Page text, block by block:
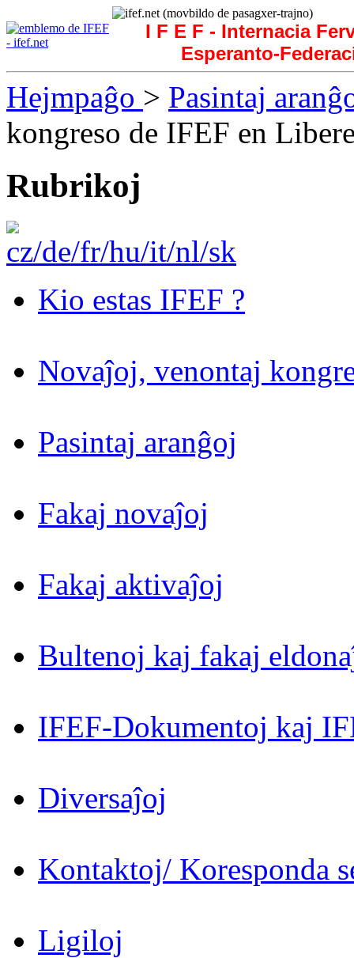
I F E F - Internacia
Esperanto-
Hejmpaĝo > Pasintaj
kongreso de IFEF en
Rubrikoj
Kio estas IFEF ?
Novaĵoj, venontaj
Pasintaj aranĝoj
Fakaj novaĵoj
Fakaj aktivaĵoj
Bultenoj kaj fakaj
IFEF-Dokumentoj kaj
Diversaĵoj
Kontaktoj/ Koresponda
Ligiloj